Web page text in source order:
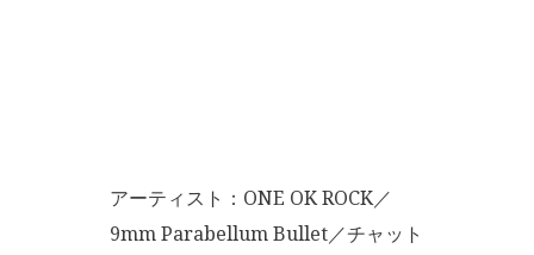
アーティスト：ONE OK ROCK／
9mm Parabellum Bullet／チャット